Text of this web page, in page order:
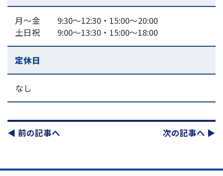
月～金 9:30～12:30・15:00〜20:00
土日祝 9:00～13:30・15:00〜18:00
定休日
なし
◀︎ 前の記事へ 次の記事へ ▶︎